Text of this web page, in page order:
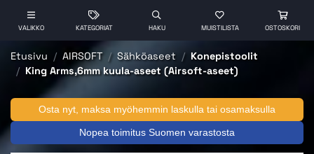
VALIKKO KATEGORIAT HAKU MUISTILISTA OSTOSKORI
Etusivu AIRSOFT Sähköaseet
Konepistoolit
King Arms,6mm kuula-aseet (Airsoft-aseet)
Osta nyt, maksa myöhemmin laskulla tai osamaksulla
Nopea toimitus Suomen varastosta